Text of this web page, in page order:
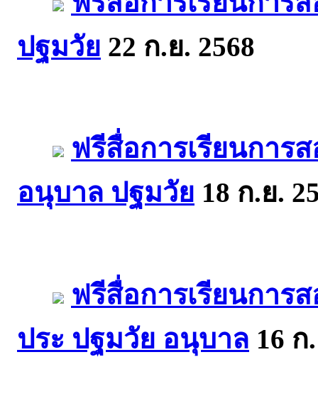
ปฐมวัย 22 ก.ย. 2568
ฟรีสื่อการเรียนการ
อนุบาล ปฐมวัย 18 ก.ย.
ฟรีสื่อการเรียนการ
ประ ปฐมวัย อนุบาล 16 ก